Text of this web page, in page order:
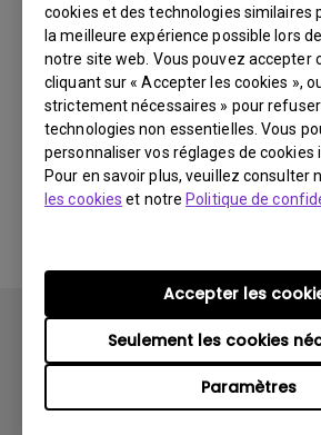
cookies et des technologies similaires
la meilleure expérience possible lors
notre site web. Vous pouvez accepter
cliquant sur « Accepter les cookies »,
strictement nécessaires » pour
technologies non essentielles. Vous
personnaliser vos réglages de cookies
Pour en savoir plus, veuillez consulter
les cookies et notre Politique de
Paramètres
Seulement les cookies
Accepter les
User Manual
Mise à jour:2006/05/25
Langue:English
Version:
Aperçu